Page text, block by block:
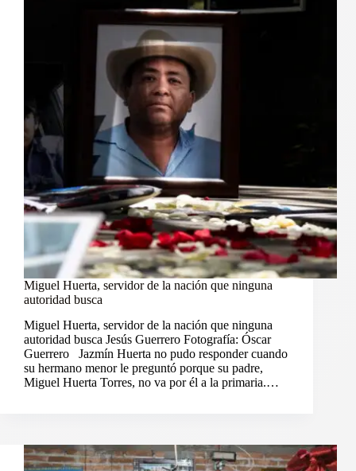
Miguel Huerta, servidor de la nación que ninguna
autoridad busca
Miguel Huerta, servidor de la nación que ninguna
autoridad busca Jesús Guerrero Fotografía: Óscar
Guerrero Jazmín Huerta no pudo responder cuando
su hermano menor le preguntó porque su padre,
Miguel Huerta Torres, no va por él a la primaria.…